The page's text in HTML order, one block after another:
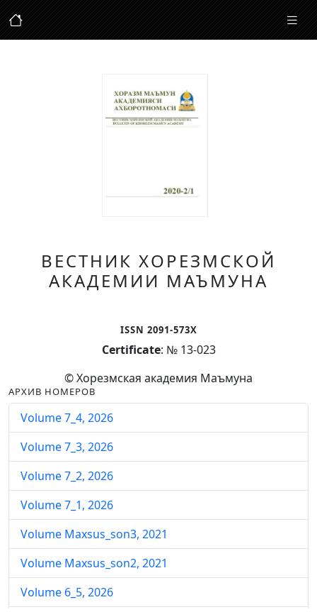
ВЕСТНИК ХОРЕЗМСКОЙ
АКАДЕМИИ МАЪМУНА
ISSN 2091-573X
Certificate: № 13-023
© Хорезмская академия Маъмуна
АРХИВ НОМЕРОВ
Volume 7_4, 2026
Volume 7_3, 2026
Volume 7_2, 2026
Volume 7_1, 2026
Volume Maxsus_son3, 2021
Volume Maxsus_son2, 2021
Volume 6_5, 2026